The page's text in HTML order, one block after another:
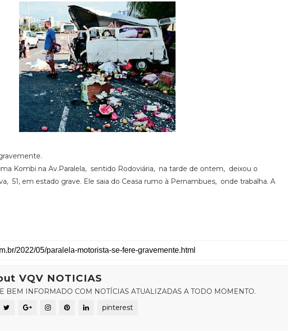
Kombi na Av.Paralela, sentido Rodoviária, na tarde de ontem, deixou o
51, em estado grave. Ele saia do Ceasa rumo à Pernambues, onde trabalha. A
VQV NOTICIAS
BEM INFORMADO COM NOTÍCIAS ATUALIZADAS A TODO MOMENTO.
pinterest